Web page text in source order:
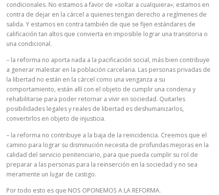
condicionales. No estamos a favor de «soltar a cualquiera»; estamos en
contra de dejar en la cárcel a quienes tengan derecho a regímenes de
salida. Y estamos en contra también de que se fijen estándares de
calificación tan altos que convierta en imposible lograr una transitoria o
una condicional.
– la reforma no aporta nada a la pacificación social, más bien contribuye
a generar malestar en la población carcelaria. Las personas privadas de
la libertad no están en la cárcel como una venganza a su
comportamiento, están allí con el objeto de cumplir una condena y
rehabilitarse para poder retornar a vivir en sociedad. Quitarles
posibilidades legales y reales de libertad es deshumanizarlos,
convertirlos en objeto de injusticia.
– la reforma no contribuye a la baja de la reincidencia. Creemos que el
camino para lograr su disminución necesita de profundas mejoras en la
calidad del servicio penitenciario, para que pueda cumplir su rol de
preparar a las personas para la reinserción en la sociedad y no sea
meramente un lugar de castigo.
Por todo esto es que NOS OPONEMOS A LA REFORMA.